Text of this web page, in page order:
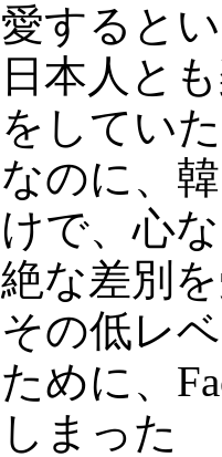
愛すると
日本人と
をしてい
なのに、
けで、心
絶な差別
その低レ
ために、
しまった